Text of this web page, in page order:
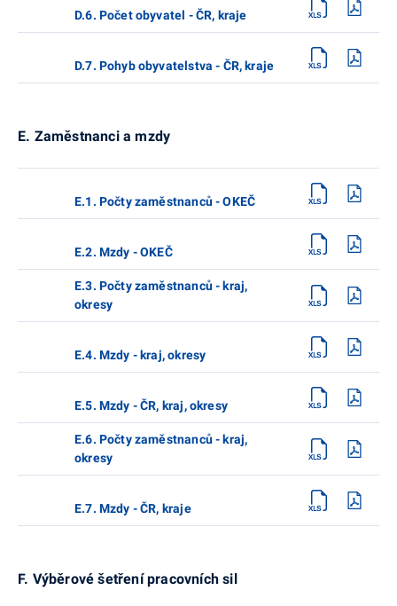
D.6. Počet obyvatel - ČR, kraje
D.7. Pohyb obyvatelstva - ČR, kraje
E. Zaměstnanci a mzdy
E.1. Počty zaměstnanců - OKEČ
E.2. Mzdy - OKEČ
E.3. Počty zaměstnanců - kraj,
okresy
E.4. Mzdy - kraj, okresy
E.5. Mzdy - ČR, kraj, okresy
E.6. Počty zaměstnanců - kraj,
okresy
E.7. Mzdy - ČR, kraje
F. Výběrové šetření pracovních sil